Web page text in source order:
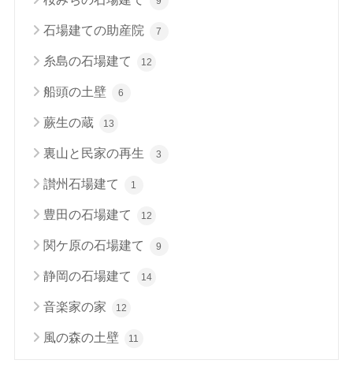
石場建ての助産院 7
糸島の石場建て 12
船頭の土壁 6
蕨生の蔵 13
裏山と民家の再生 3
讃州石場建て 1
豊田の石場建て 12
関ケ原の石場建て 9
静岡の石場建て 14
音楽家の家 12
風の森の土壁 11